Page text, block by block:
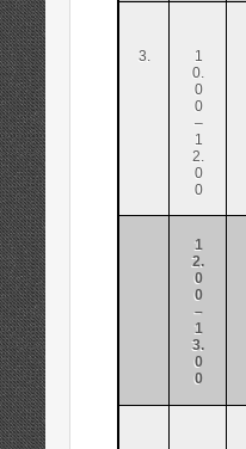
3.
1
0.
0
0
–
1
2.
0
0
1
2.
0
0
–
1
3.
0
0